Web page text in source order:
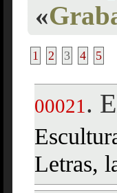
«
1 2 3 4 5
00021 .
Letras,